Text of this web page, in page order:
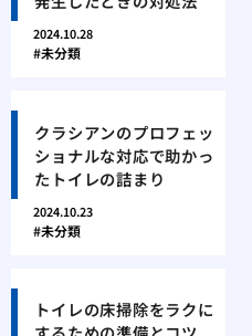
2024.10.28
未分類
クラシアンのプロフェッ
ショナルな対応で助かっ
たトイレの詰まり
2024.10.23
未分類
トイレの床掃除をラクに